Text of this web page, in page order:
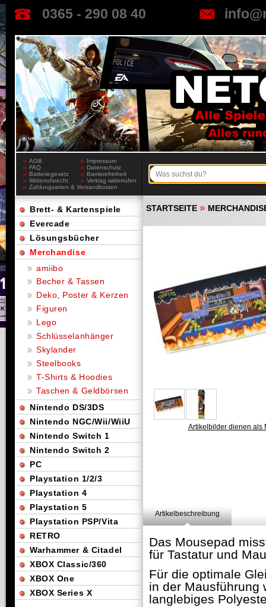
0365 - 290 08 40
AGB
Impressum
FAQ
Datenschutz
Batteriegesetz
Barrierefreiheit
Widerrufsrecht
Vertrag widerrufen
Zahlungsarten & Versandkosten
STARTSEITE »
Artikelbilder dienen als
Artikelbeschreibung
Das Mousepad
für Tastatur und
Für die optimale
in der Mausführung
langlebiges
Brett- & Kartenspiele
Evercade
Lösungsbücher
Merchandise
amiibo
Becher & Tassen
Deko, Poster & Kerzen
Figuren
Lego
Schlüsselanhänger
Skylander
Steelbooks
T-Shirts & Hoodies
Taschen & Geldbörsen
Nintendo DS/3DS
Nintendo NGC/Wii/WiiU
Nintendo Switch 1
Nintendo Switch 2
PC
Playstation 1/2/3
Playstation 4
Playstation 5
Playstation PSP/Vita
RETRO
Warhammer & Citadel
XBOX Classic/360
XBOX One
XBOX Series X